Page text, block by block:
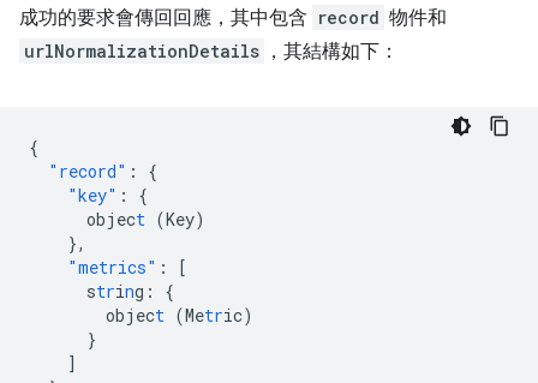
成功的要求會傳回回應，其中包含 record 物件和
urlNormalizationDetails ，其結構如下：
{
"record" :
{
"key" :
{
object (Key)
},
"metrics" :
[
string :
{
object (Metric)
}
]